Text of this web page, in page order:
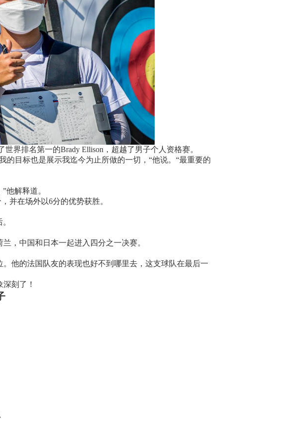
界排名第一的Brady Ellison，超越了男子个人资格赛。
目标也是展示我迄今为止所做的一切，“他说。“最重要的
他解释道。
并在场外以6分的优势获胜。
，中国和日本一起进入四分之一决赛。
他的法国队友的表现也好不到哪里去，这支球队在最后一
刻了！